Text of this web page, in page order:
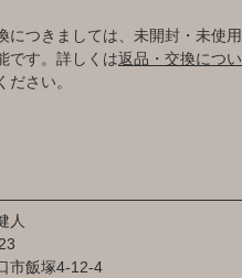
につきましては、未開封・未使用
です。詳しくは返品・交換につい
ださい。
人
市飯塚4-12-4